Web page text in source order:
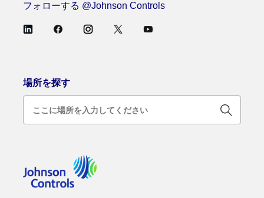
フォローする @Johnson Controls
場所を探す